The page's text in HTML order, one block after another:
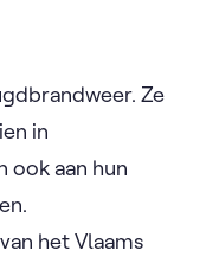
Ze
in
ook aan hun
het Vlaams